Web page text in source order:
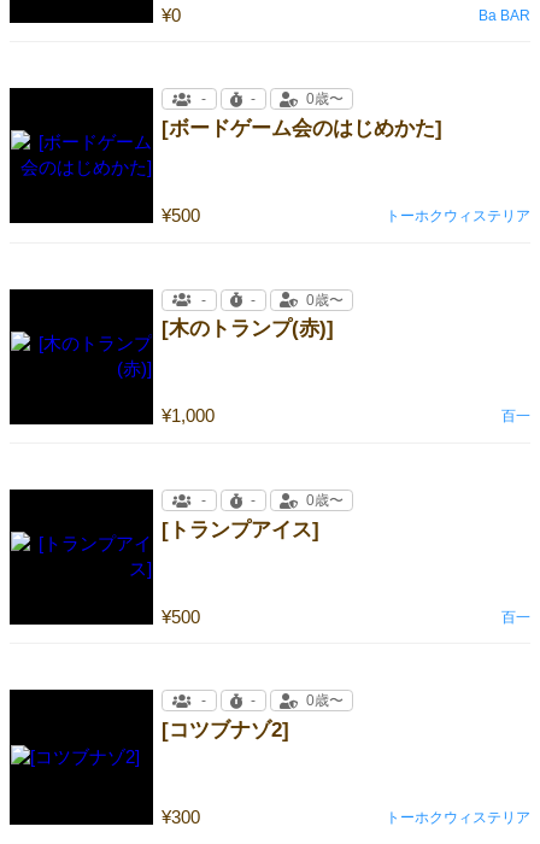
¥0 Ba BAR
[ボードゲーム会のはじめかた]
¥500
- - 0歳〜
トーホクウィステリア
[木のトランプ(赤)]
¥1,000
- - 0歳〜
百一
[トランプアイス]
¥500
- - 0歳〜
百一
[コツブナゾ2]
¥300
- - 0歳〜
トーホクウィステリア